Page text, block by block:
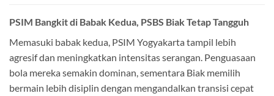
PSIM Bangkit di Babak Kedua, PSBS Biak Tetap Tangguh
Memasuki babak kedua, PSIM Yogyakarta tampil lebih
agresif dan meningkatkan intensitas serangan. Penguasaan
bola mereka semakin dominan, sementara Biak memilih
bermain lebih disiplin dengan mengandalkan transisi cepat